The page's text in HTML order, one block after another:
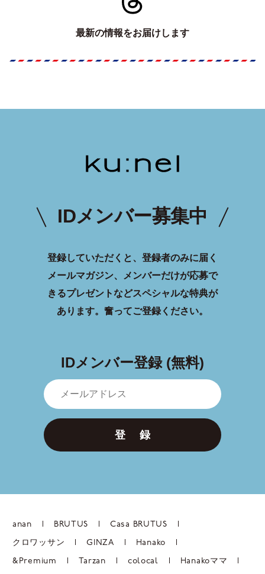
最新の情報をお届けします
IDメンバー募集中
登録していただくと、登録者のみに届く
メールマガジン、メンバーだけが応募で
きるプレゼントなどスペシャルな特典が
あります。 奮ってご登録ください。
IDメンバー登録 (無料)
登 録
anan BRUTUS Casa BRUTUS
クロワッサン GINZA Hanako
&Premium Tarzan colocal Hanakoママ